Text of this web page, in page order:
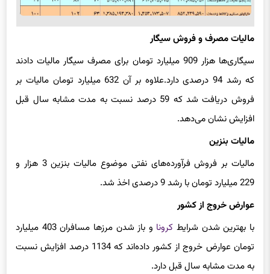
مالیات مصرف و فروش سیگار
سیگاری‌ها هزار 909 میلیارد تومان برای مصرف سیگار مالیات دادند
که رشد 94 درصدی دارد.علاوه بر آن 632 میلیارد تومان مالیات بر
فروش دریافت شد که 59 درصد نسبت به مدت مشابه سال قبل
افزایش نشان می‌دهد.
مالیات بنزین
مالیات بر فروش فرآورده‌های نفتی موضوع مالیات بنزین 3 هزار و
229 میلیارد تومان با رشد 9 درصدی اخذ شد.
عوارض خروج از کشور
با بهترین شدن شرایط کرونا
و باز شدن مرزها مسافران 403 میلیارد
تومان عوارض خروج از کشور داده‌اند که 1134 درصد افزایش نسبت
به مدت مشابه سال قبل دارد.